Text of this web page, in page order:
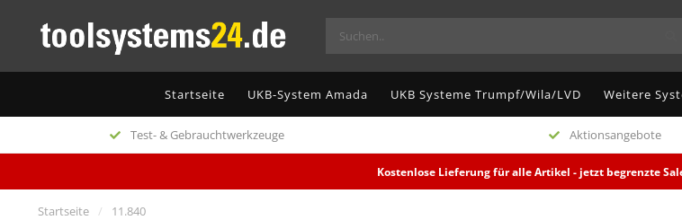
Startseite UKB-System Amada UKB Systeme Trumpf/Wila/LVD Weitere
Test- & Gebrauchtwerkzeuge Aktionsangebote
Kostenlose Lieferung für alle Artikel - jetzt begrenzte
Startseite / 11.840